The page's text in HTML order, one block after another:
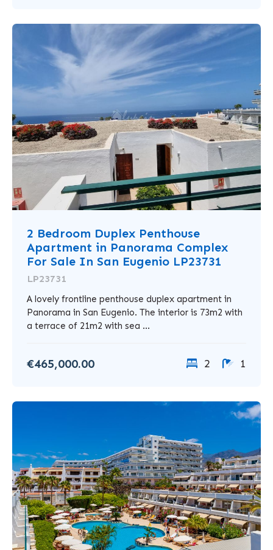
2 Bedroom Duplex Penthouse
Apartment in Panorama Complex
For Sale In San Eugenio LP23731
LP23731
A lovely frontline penthouse duplex apartment in
Panorama in San Eugenio. The interior is 73m2 with
a terrace of 21m2 with sea ...
€465,000.00 2 1